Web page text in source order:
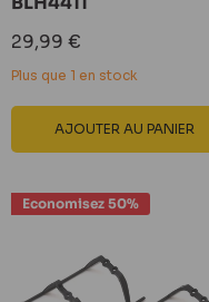
Prix
réduit
29,99 €
Plus que 1 en stock
AJOUTER AU PANIER
Economisez 50%